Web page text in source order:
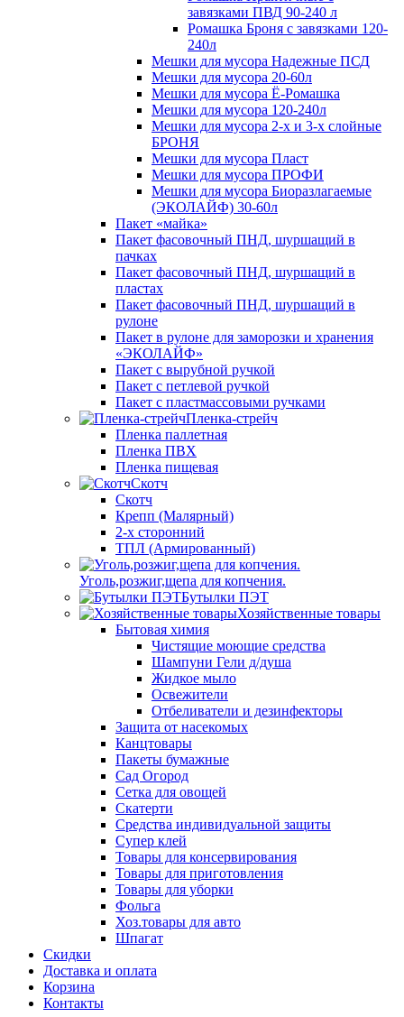
завязками ПВД 90-240 л
Ромашка Броня с завязками 120-
240л
Мешки для мусора Надежные ПСД
Мешки для мусора 20-60л
Мешки для мусора Ё-Ромашка
Мешки для мусора 120-240л
Мешки для мусора 2-х и 3-х слойные
БРОНЯ
Мешки для мусора Пласт
Мешки для мусора ПРОФИ
Мешки для мусора Биоразлагаемые
(ЭКОЛАЙФ) 30-60л
Пакет «майка»
Пакет фасовочный ПНД, шуршащий в
пачках
Пакет фасовочный ПНД, шуршащий в
пластах
Пакет фасовочный ПНД, шуршащий в
рулоне
Пакет в рулоне для заморозки и хранения
«ЭКОЛАЙФ»
Пакет с вырубной ручкой
Пакет с петлевой ручкой
Пакет с пластмассовыми ручками
Пленка-стрейч
Пленка паллетная
Пленка ПВХ
Пленка пищевая
Скотч
Скотч
Крепп (Малярный)
2-х сторонний
ТПЛ (Армированный)
Уголь,розжиг,щепа для копчения.
Бутылки ПЭТ
Хозяйственные товары
Бытовая химия
Чистящие моющие средства
Шампуни Гели д/душа
Жидкое мыло
Освежители
Отбеливатели и дезинфекторы
Защита от насекомых
Канцтовары
Пакеты бумажные
Сад Огород
Сетка для овощей
Скатерти
Средства индивидуальной защиты
Супер клей
Товары для консервирования
Товары для приготовления
Товары для уборки
Фольга
Хоз.товары для авто
Шпагат
Скидки
Доставка и оплата
Корзина
Контакты